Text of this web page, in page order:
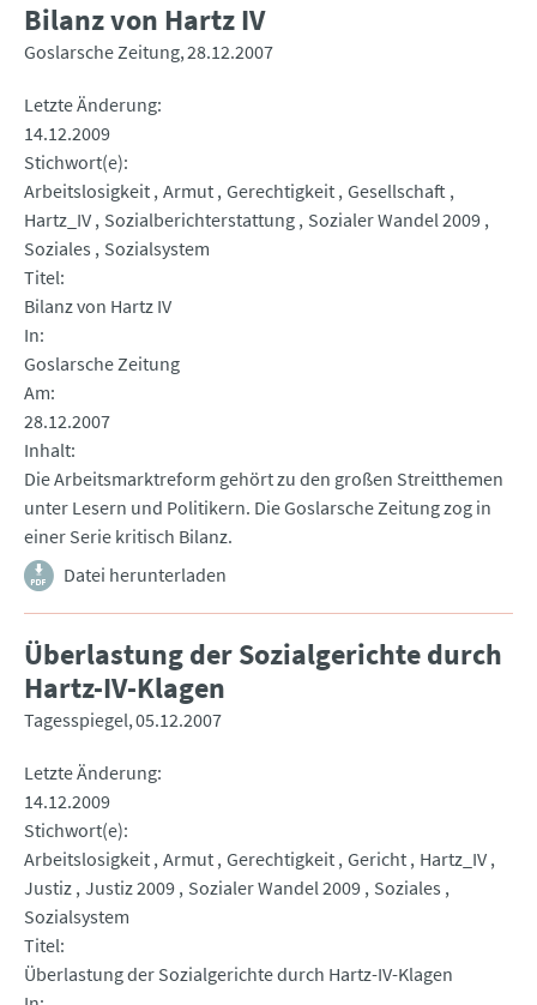
Bilanz von Hartz IV
Goslarsche Zeitung 28.12.2007
Letzte Änderung
14.12.2009
Stichwort(e)
Arbeitslosigkeit Armut Gerechtigkeit Gesellschaft
Hartz_IV Sozialberichterstattung Sozialer Wandel 2009
Soziales
Sozialsystem
Titel
Bilanz von Hartz IV
In
Goslarsche Zeitung
Am
28.12.2007
Inhalt
Die Arbeitsmarktreform gehört zu den großen Streitthemen
unter Lesern und Politikern. Die Goslarsche Zeitung zog in
einer Serie kritisch Bilanz.
Datei herunterladen
Überlastung der Sozialgerichte durch
Hartz-IV-Klagen
Tagesspiegel 05.12.2007
Letzte Änderung
14.12.2009
Stichwort(e)
Arbeitslosigkeit Armut Gerechtigkeit Gericht Hartz_IV
Justiz Justiz 2009 Sozialer Wandel 2009 Soziales
Sozialsystem
Titel
Überlastung der Sozialgerichte durch Hartz-IV-Klagen